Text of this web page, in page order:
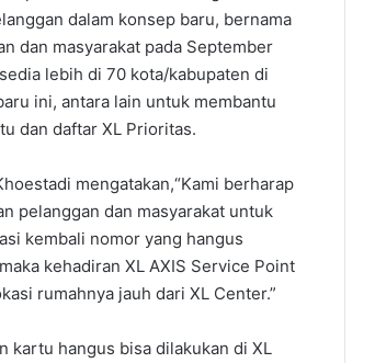
dalam konsep baru, bernama
dan masyarakat pada September
lebih di 70 kota/kabupaten di
ini, antara lain untuk membantu
dan daftar XL Prioritas.
mengatakan,“Kami berharap
pelanggan dan masyarakat untuk
kembali nomor yang hangus
kehadiran XL AXIS Service Point
rumahnya jauh dari XL Center.”
kartu hangus bisa dilakukan di XL